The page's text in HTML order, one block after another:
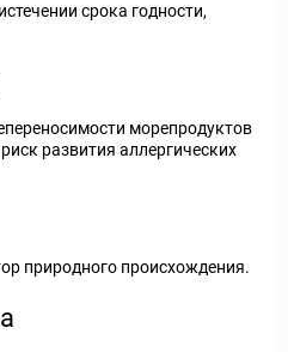
срока годности,
морепродуктов
развития аллергических
природного происхождения.